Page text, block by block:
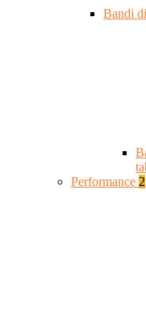
Bandi
Performance 2